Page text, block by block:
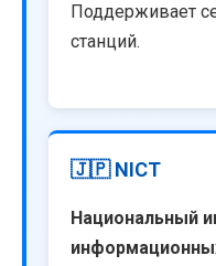
Поддерживает
станций.
🇯🇵 NICT
Национальный